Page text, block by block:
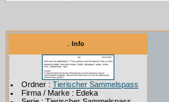
. Info
Ordner : Tierischer Sammelspass
Firma / Marke : Edeka